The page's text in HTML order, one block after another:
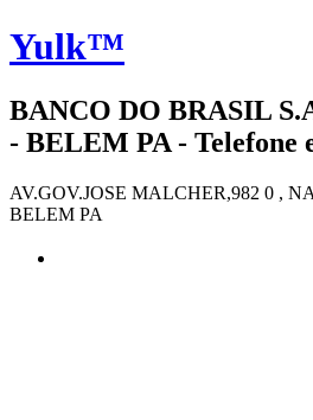
Yulk™
BANCO DO BRASIL
- BELEM PA - Telefone
AV.GOV.JOSE MALCHER,982 0 ,
BELEM PA